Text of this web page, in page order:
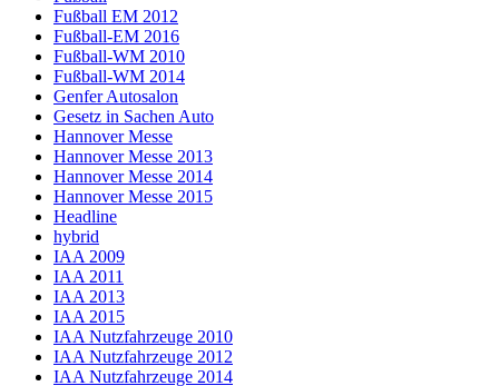
Fußball EM 2012
Fußball-EM 2016
Fußball-WM 2010
Fußball-WM 2014
Genfer Autosalon
Gesetz in Sachen Auto
Hannover Messe
Hannover Messe 2013
Hannover Messe 2014
Hannover Messe 2015
Headline
hybrid
IAA 2009
IAA 2011
IAA 2013
IAA 2015
IAA Nutzfahrzeuge 2010
IAA Nutzfahrzeuge 2012
IAA Nutzfahrzeuge 2014